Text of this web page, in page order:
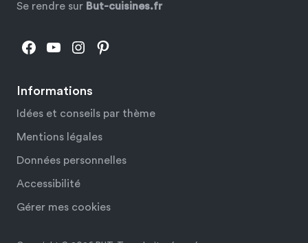
Informations
Idées et conseils par thème
Mentions légales
Données personnelles
Accessibilité
Gérer mes cookies
Se rendre sur But-cuisines.fr
Facebook
YouTube
Instagram
Pinterest